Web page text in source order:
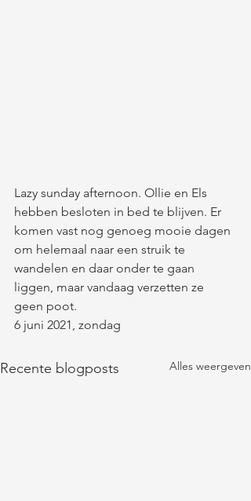
Lazy sunday afternoon. Ollie en Els
hebben besloten in bed te blijven. Er
komen vast nog genoeg mooie dagen
om helemaal naar een struik te
wandelen en daar onder te gaan
liggen, maar vandaag verzetten ze
geen poot.
6 juni 2021, zondag
Recente blogposts Alles weergeven